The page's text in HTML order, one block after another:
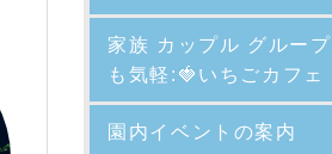
家族 カップル グループ
も気軽:🍓いちごカフェ
園内イベントの案内